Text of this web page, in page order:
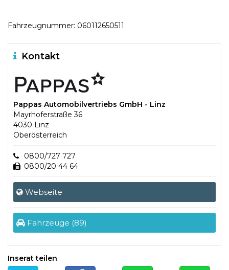
Fahrzeugnummer: 060112650511
Kontakt
Pappas Automobilvertriebs GmbH - Linz
Mayrhoferstraße 36
4030 Linz
Oberösterreich
0800/727 727
0800/20 44 64
Webseite
Fahrzeuge (89)
Inserat teilen